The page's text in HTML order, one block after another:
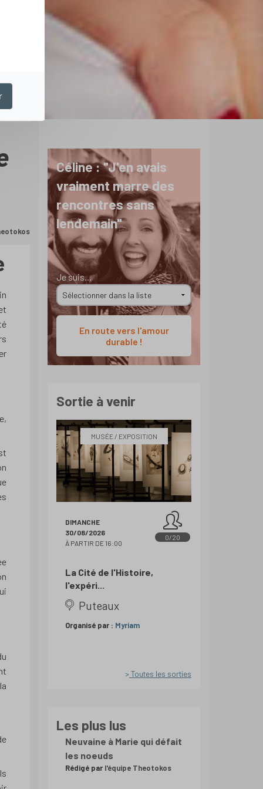
Céline : "J'en avais
vraiment marre des
rencontres sans
lendemain"
Je suis...
En route vers l'amour
durable !
Sortie à venir
MUSÉE / EXPOSITION
DIMANCHE
30/08/2026
À PARTIR DE 16:00
0/20
La Cité de l'Histoire,
l'expéri...
Puteaux
Organisé par : Myriam
Toutes les sorties
Les plus lus
Neuvaine à Marie qui défait
les noeuds
Rédigé par l'équipe Theotokos